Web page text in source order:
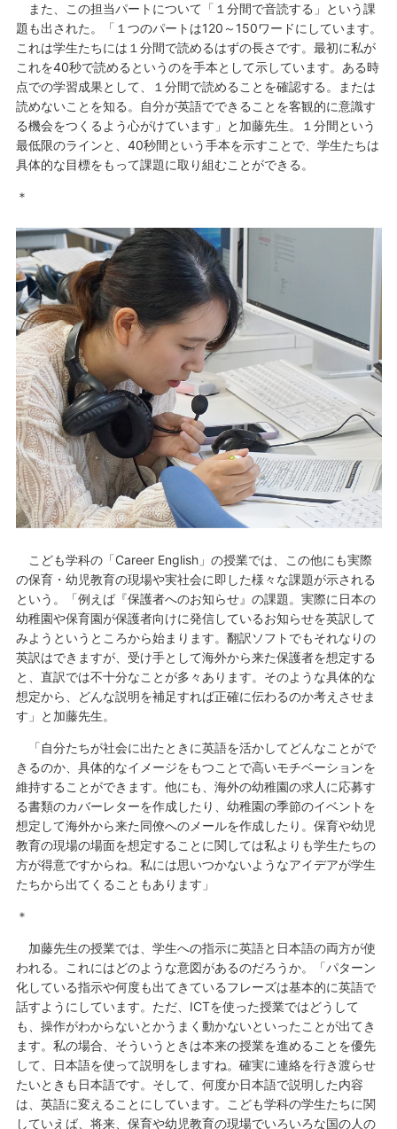
また、この担当パートについて「１分間で音読する」という課
題も出された。「１つのパートは120～150ワードにしています。
これは学生たちには１分間で読めるはずの長さです。最初に私が
これを40秒で読めるというのを手本として示しています。ある時
点での学習成果として、１分間で読めることを確認する。または
読めないことを知る。自分が英語でできることを客観的に意識す
る機会をつくるよう心がけています」と加藤先生。１分間という
最低限のラインと、40秒間という手本を示すことで、学生たちは
具体的な目標をもって課題に取り組むことができる。
＊
こども学科の「Career English」の授業では、この他にも実際
の保育・幼児教育の現場や実社会に即した様々な課題が示される
という。「例えば『保護者へのお知らせ』の課題。実際に日本の
幼稚園や保育園が保護者向けに発信しているお知らせを英訳して
みようというところから始まります。翻訳ソフトでもそれなりの
英訳はできますが、受け手として海外から来た保護者を想定する
と、直訳では不十分なことが多々あります。そのような具体的な
想定から、どんな説明を補足すれば正確に伝わるのか考えさせま
す」と加藤先生。
「自分たちが社会に出たときに英語を活かしてどんなことがで
きるのか、具体的なイメージをもつことで高いモチベーションを
維持することができます。他にも、海外の幼稚園の求人に応募す
る書類のカバーレターを作成したり、幼稚園の季節のイベントを
想定して海外から来た同僚へのメールを作成したり。保育や幼児
教育の現場の場面を想定することに関しては私よりも学生たちの
方が得意ですからね。私には思いつかないようなアイデアが学生
たちから出てくることもあります」
＊
加藤先生の授業では、学生への指示に英語と日本語の両方が使
われる。これにはどのような意図があるのだろうか。「パターン
化している指示や何度も出てきているフレーズは基本的に英語で
話すようにしています。ただ、ICTを使った授業ではどうして
も、操作がわからないとかうまく動かないといったことが出てき
ます。私の場合、そういうときは本来の授業を進めることを優先
して、日本語を使って説明をしますね。確実に連絡を行き渡らせ
たいときも日本語です。そして、何度か日本語で説明した内容
は、英語に変えることにしています。こども学科の学生たちに関
していえば、将来、保育や幼児教育の現場でいろいろな国の人の